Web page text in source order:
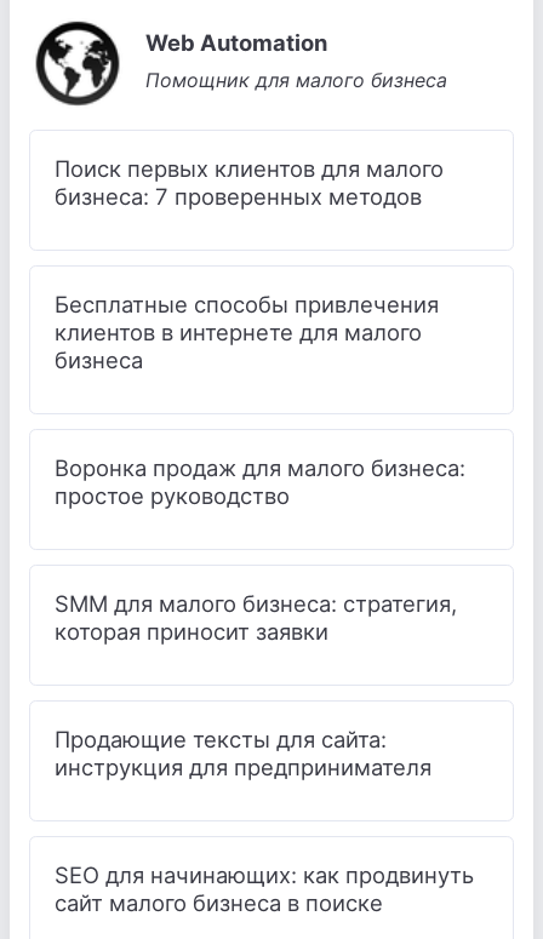
Web Automation
Помощник для малого бизнеса
Поиск первых клиентов для малого
бизнеса: 7 проверенных методов
Бесплатные способы привлечения
клиентов в интернете для малого
бизнеса
Воронка продаж для малого бизнеса:
простое руководство
SMM для малого бизнеса: стратегия,
которая приносит заявки
Продающие тексты для сайта:
инструкция для предпринимателя
SEO для начинающих: как продвинуть
сайт малого бизнеса в поиске